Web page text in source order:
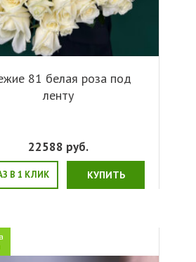
81 белая роза под
ленту
22588 руб.
В 1 КЛИК КУПИТЬ